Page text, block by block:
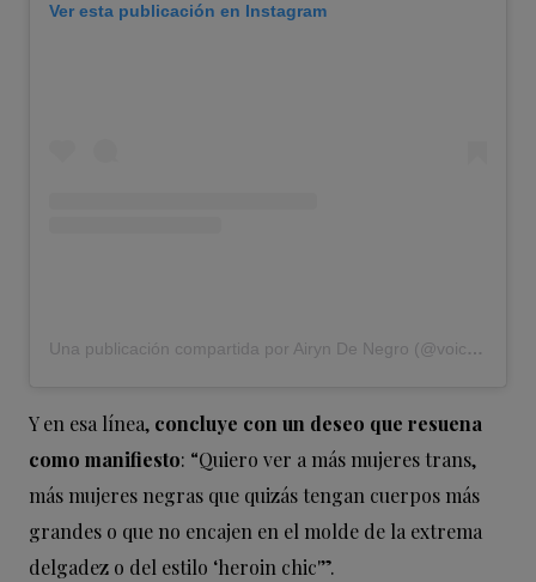
Ver esta publicación en Instagram
Una publicación compartida por Airyn De Negro (@voiceofairyn)
Y en esa línea, concluye con un deseo que resuena
como manifiesto: “Quiero ver a más mujeres trans,
más mujeres negras que quizás tengan cuerpos más
grandes o que no encajen en el molde de la extrema
delgadez o del estilo ‘heroin chic'”.